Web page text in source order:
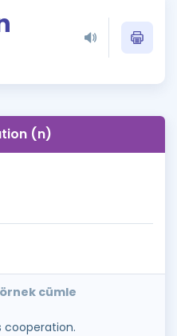
(n)
cümle
cooperation.